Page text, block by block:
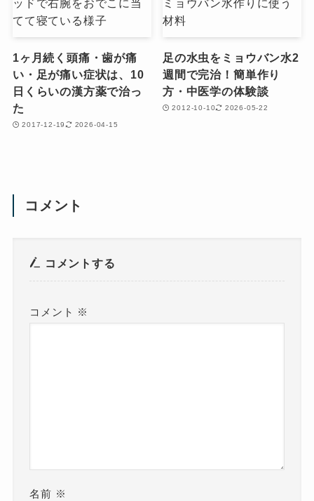
1ヶ月続く頭痛・歯が痛
い・足が痛い症状は、10
日くらいの漢方薬で治っ
た
2017-12-19 2026-04-15
足の水虫をミョウバン水2
週間で完治！簡単作り
方・中医学の体験談
2012-10-10 2026-05-22
コメント
コメントする
コメント ※
名前 ※